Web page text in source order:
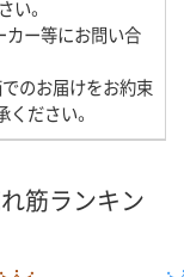
い。
カー等にお問い合
でのお届けをお約束
ださい。
筋ランキン